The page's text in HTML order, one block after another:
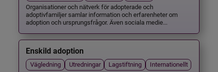
Organisationer och nätverk för adopterade och
adoptivfamiljer samlar information och erfarenheter om
adoption och ursprungsfrågor. Även sociala medie...
Enskild adoption
Vägledning Utredningar Lagstiftning
Internationellt